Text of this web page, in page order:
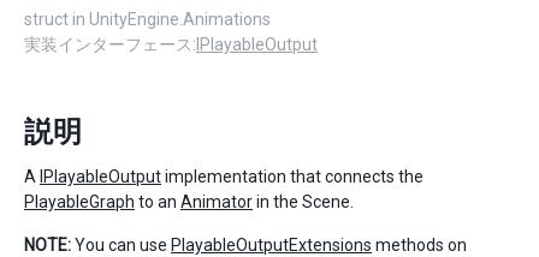
struct in UnityEngine.Animations
実装インターフェース: IPlayableOutput
説明
A IPlayableOutputimplementation that connects the
PlayableGraph to an Animatorin the Scene.
NOTE:You can use PlayableOutputExtensions methods on